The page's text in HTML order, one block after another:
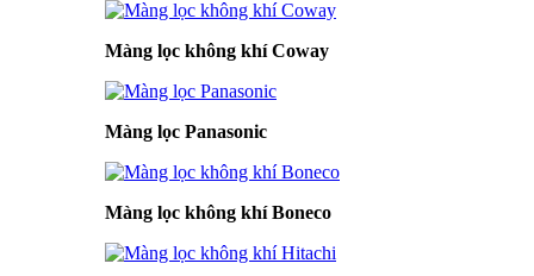
Màng lọc không khí Coway
Màng lọc Panasonic
Màng lọc không khí Boneco